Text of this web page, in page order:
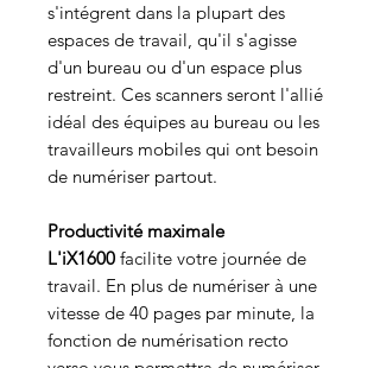
s'intégrent dans la plupart des
espaces de travail, qu'il s'agisse
d'un bureau ou d'un espace plus
restreint. Ces scanners seront l'allié
idéal des équipes au bureau ou les
travailleurs mobiles qui ont besoin
de numériser partout.
Productivité maximale
L'iX1600 facilite votre journée de
travail. En plus de numériser à une
vitesse de 40 pages par minute, la
fonction de numérisation recto